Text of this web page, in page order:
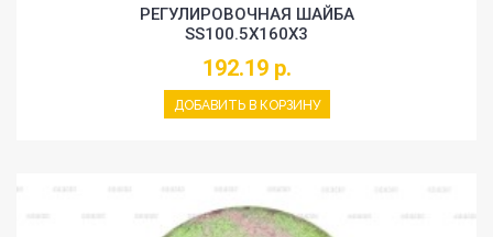
РЕГУЛИРОВОЧНАЯ ШАЙБА
SS100.5X160X3
192.19 р.
ДОБАВИТЬ В КОРЗИНУ